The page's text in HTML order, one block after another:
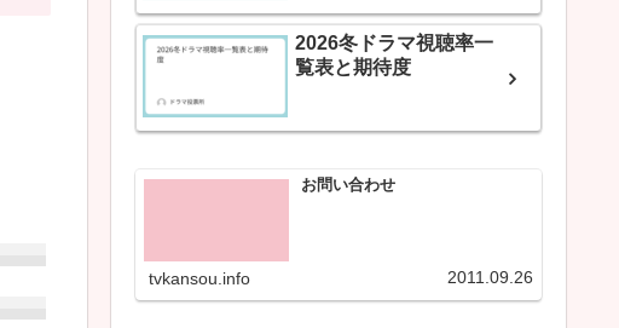
2026冬ドラマ視聴率一
覧表と期待度
お問い合わせ
tvkansou.info 2011.09.26